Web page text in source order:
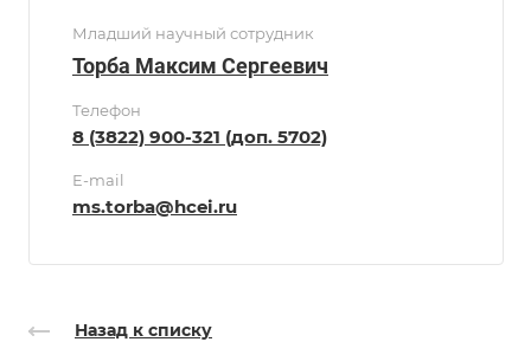
Младший научный сотрудник
Торба Максим Сергеевич
Телефон
8 (3822) 900-321 (доп. 5702)
E-mail
ms.torba@hcei.ru
Назад к списку